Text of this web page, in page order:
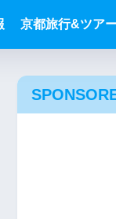
京都旅行&ツア